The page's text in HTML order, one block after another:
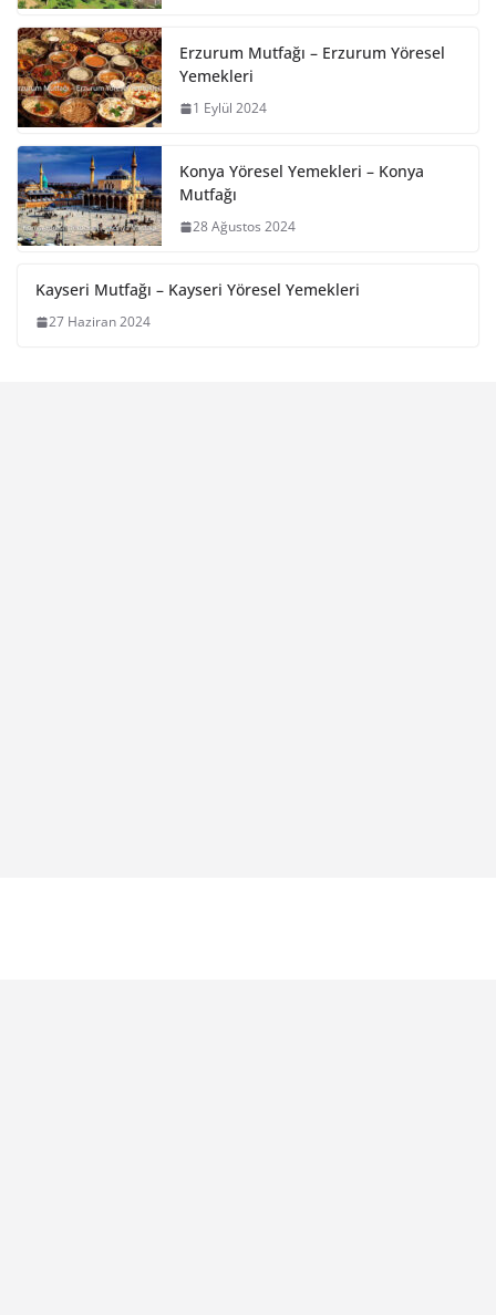
Erzurum Mutfağı – Erzurum Yöresel
Yemekleri
1 Eylül 2024
Konya Yöresel Yemekleri – Konya
Mutfağı
28 Ağustos 2024
Kayseri Mutfağı – Kayseri Yöresel Yemekleri
27 Haziran 2024